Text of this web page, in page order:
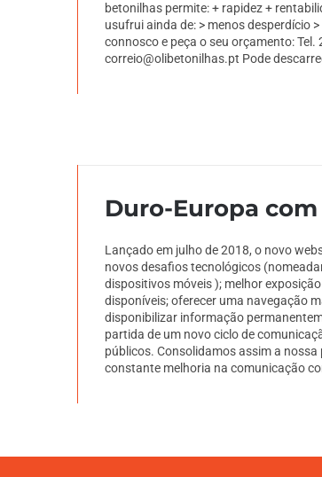
betonilhas permite: + rapidez +
usufrui ainda de: > menos desperdício
connosco e peça o seu orçamento:
correio@olibetonilhas.pt Pode
Duro-Europa
Lançado em julho de 2018, o novo
novos desafios tecnológicos
dispositivos móveis ); melhor
disponíveis; oferecer uma navegação
disponibilizar informação
partida de um novo ciclo de
públicos. Consolidamos assim a
constante melhoria na comunicação